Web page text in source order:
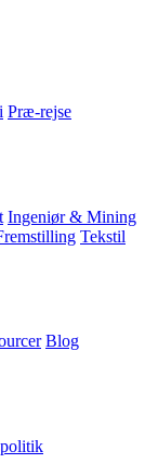
Præ-rejse
Ingeniør & Mining
Tekstil
Blog